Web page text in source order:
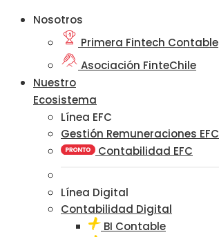
Nosotros
Primera Fintech Contable
Asociación FinteChile
Nuestro
Ecosistema
Línea EFC
Gestión Remuneraciones EFC
Contabilidad EFC
Línea Digital
Contabilidad Digital
BI Contable